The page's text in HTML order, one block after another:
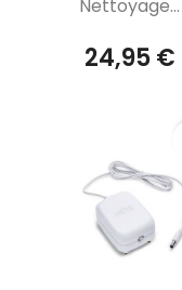
Nettoyage...
24,95 €